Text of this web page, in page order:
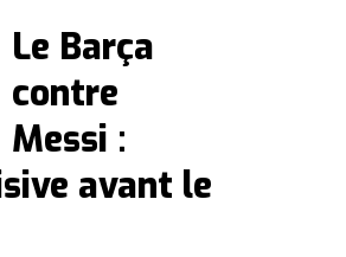
Le Barça
contre
Messi :
avant le